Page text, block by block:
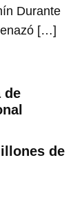
Durante
[…]
de
de